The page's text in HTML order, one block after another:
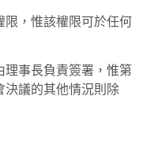
限，惟該權限可於任何
事長負責簽署，惟第
決議的其他情況則除